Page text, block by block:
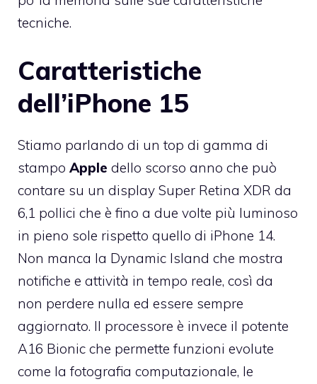
tecniche.
Caratteristiche
dell’iPhone 15
Stiamo parlando di un top di gamma di
stampo Apple dello scorso anno che può
contare su un display Super Retina XDR da
6,1 pollici che è fino a due volte più luminoso
in pieno sole rispetto quello di iPhone 14.
Non manca la Dynamic Island che mostra
notifiche e attività in tempo reale, così da
non perdere nulla ed essere sempre
aggiornato. Il processore è invece il potente
A16 Bionic che permette funzioni evolute
come la fotografia computazionale, le